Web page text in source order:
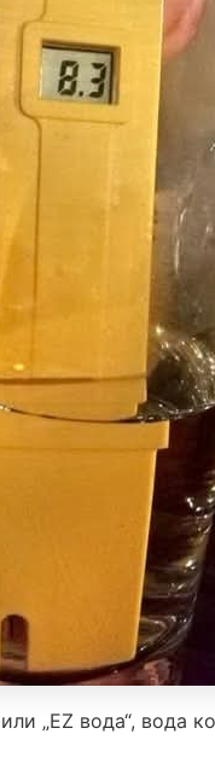
„EZ вода“, вода